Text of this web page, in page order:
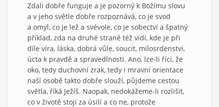
Zdali dobře funguje a je pozorný k Božímu slovu
a v jeho světle dobře rozpoznává, co je svod
a omyl, co je lež a svévole, co je sobectví a špatný
příklad, zda na druhé straně též vidí, kde je při
díle víra, láska, dobrá vůle, soucit, milosrdenství,
úcta k pravdě a spravedlnosti. Ano, lze-li říci, že
oko, tedy duchovní zrak, tedy i mravní orientace
naší osobě takto dobře slouží, půjdeme cestou
světla, říká Ježíš. Naopak, nedokážeme-li rozlišit,
co v životě stojí za úsilí a co ne, protože